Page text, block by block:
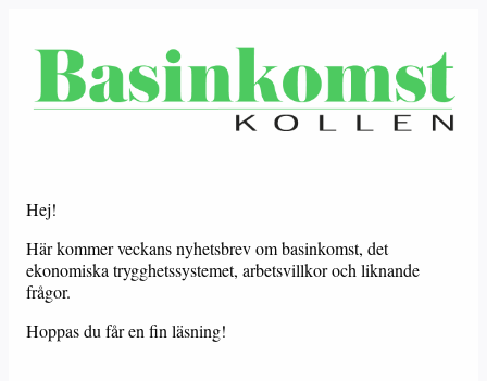
Hej!
Här kommer veckans nyhetsbrev om basinkomst, det
ekonomiska trygghetssystemet, arbetsvillkor och liknande
frågor.
Hoppas du får en fin läsning!